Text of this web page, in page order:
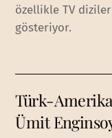
özellikle TV
gösteriyor.
Türk-
Ümit